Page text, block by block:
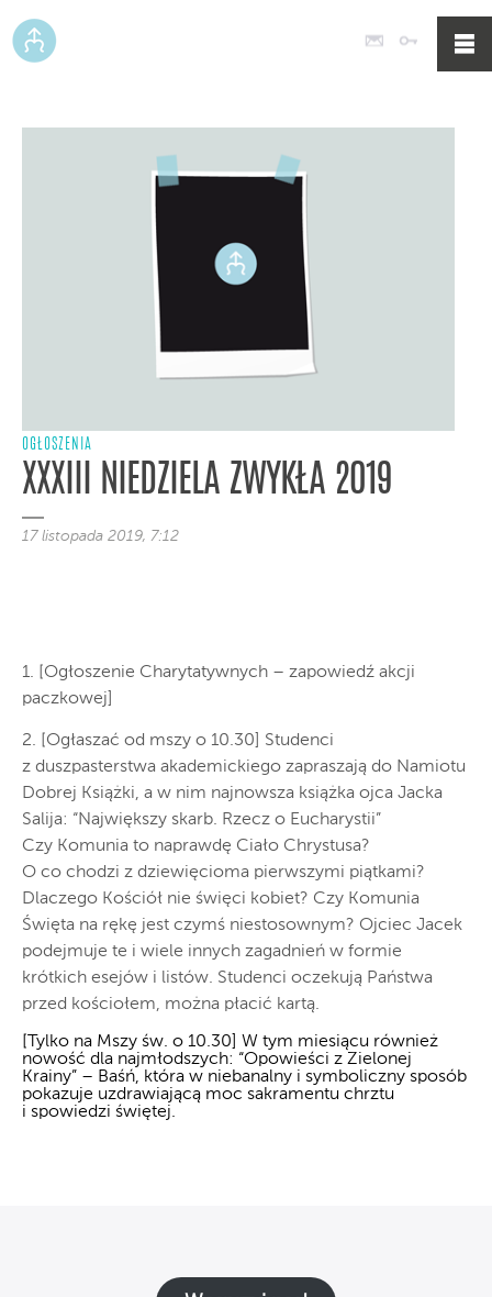
Poczta
OGŁOSZENIA
XXXIII NIEDZIELA ZWYKŁA 2019
17 listopada 2019, 7:12
1. [Ogłoszenie Charytatywnych – zapowiedź akcji
paczkowej]
2. [Ogłaszać od mszy o 10.30] Studenci
z duszpasterstwa akademickiego zapraszają do Namiotu
Dobrej Książki, a w nim najnowsza książka ojca Jacka
Salija: “Największy skarb. Rzecz o Eucharystii”
Czy Komunia to naprawdę Ciało Chrystusa?
O co chodzi z dziewięcioma pierwszymi piątkami?
Dlaczego Kościół nie święci kobiet? Czy Komunia
Święta na rękę jest czymś niestosownym? Ojciec Jacek
podejmuje te i wiele innych zagadnień w formie
krótkich esejów i listów. Studenci oczekują Państwa
przed kościołem, można płacić kartą.
[Tylko na Mszy św. o 10.30] W tym miesiącu również
nowość dla najmłodszych: “Opowieści z Zielonej
Krainy” – Baśń, która w niebanalny i symboliczny sposób
pokazuje uzdrawiającą moc sakramentu chrztu
i spowiedzi świętej.